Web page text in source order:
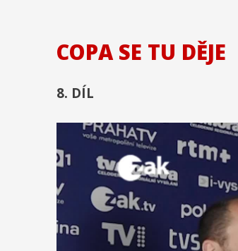
COPA SE TU DĚJE
8. DÍL